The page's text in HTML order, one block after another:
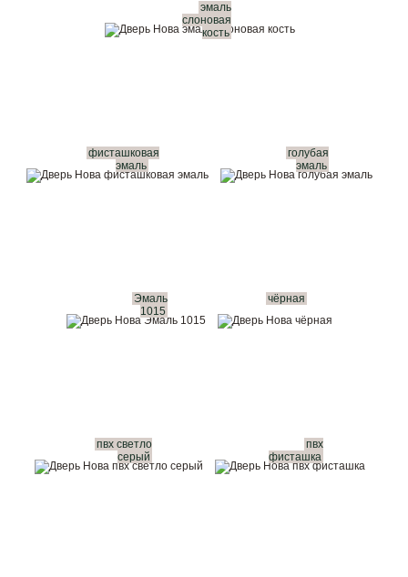
эмаль
слоновая
кость
фисташковая
эмаль
голубая
эмаль
Эмаль
1015
чёрная
пвх светло
серый
пвх
фисташка